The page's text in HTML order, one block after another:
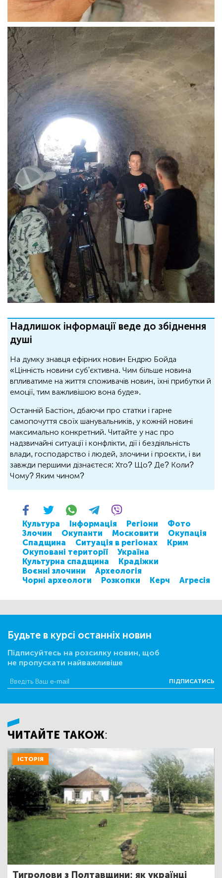
Надлишок інформації веде до збіднення
душі
На думку знавця ефірних новин Ендрю Бойда
«Цінність новини суб'єктивна. Чим більше новина
впливатиме на життя споживачів новин, їхні прибутки й
емоції, тим важливішою вона буде».
Останній Бастіон, дбаючи про статки і гарне
самопочуття своїх шанувальників, у кожній новині
максимально конкретний. Читайте у нас про
надзвичайні ситуації і конфлікти, дії і бездіяльність
влади, господарство і людей, злочини і проєкти, і ви
завжди першими дізнаєтеся: Хто? Що? Де? Коли?
Чому? Яким чином?
Культура Інформація Регіони
Фото
Злочин
Окупанти Московити
Окупація
Спадщина
Ситуація в регіонах
Крим
Окуповані території
Україна
Культурна спадщина
Крадіжки
Воєнні злочини
Археологія
Чорні археологи
Розкопки Керч Агресія
Будьте в курсі останніх новин
Підписуйтесь на розсилку новин, щоб
не пропускати найважливіше
ПІДПИСАТИСЬ
ЧИТАЙТЕ ТАКОЖ:
ІСТОРІЯ
Тигролови з Полтавщини: як українці